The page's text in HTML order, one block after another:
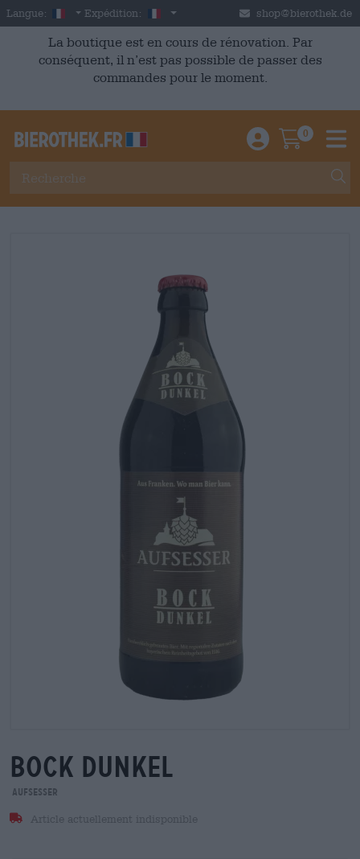
Skip to main content
Langue: French
Expédition: France shop@bierothek.de
La boutique est en cours de rénovation. Par
conséquent, il n’est pas possible de passer des
commandes pour le moment.
Einloggen /
0
bock dunkel
Aufsesser
Article actuellement indisponible